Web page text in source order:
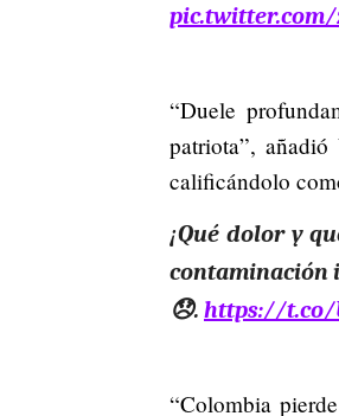
pic.twitter.com/
“Duele
patriota”,
calificándolo
¡Qué dolor y
contaminación
😞. https://t.co/
“Colombia